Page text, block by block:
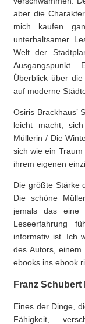
aber die
mich kaufen
unterhaltsamer
Welt der
Überblick über
auf moderne
Osiris Brackhaus’
leicht macht,
Müllerin / Die
sich wie ein
ihrem eigenen
Die größte Stärke
Die schöne
jemals das
Leseerfahrung
informativ ist. Ich
des Autors,
ebooks ins ebook
Franz
Eines der Dinge,
Fähigkeit,